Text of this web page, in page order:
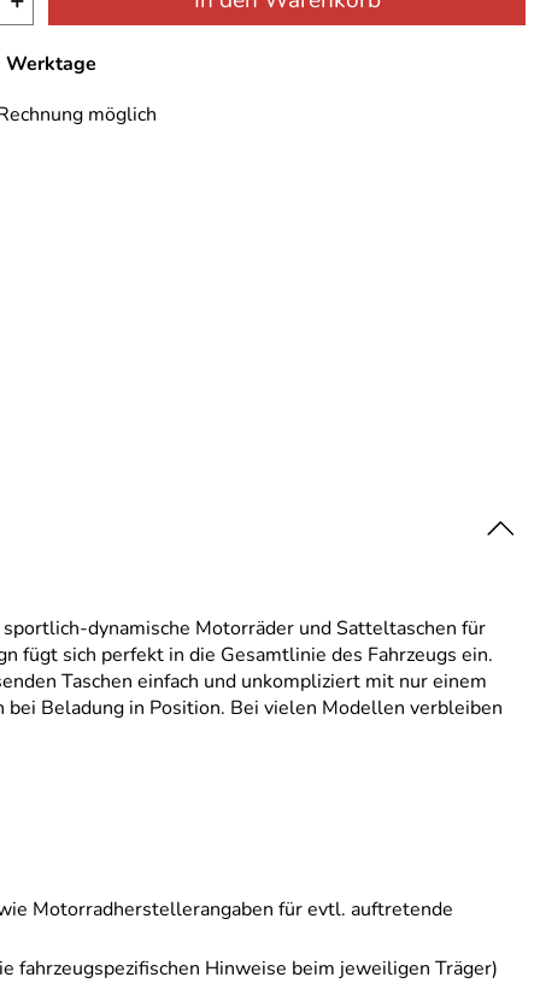
möglich
dynamische Motorräder und Satteltaschen für
fügt sich perfekt in die Gesamtlinie des Fahrzeugs ein.
Taschen einfach und unkompliziert mit nur einem
Beladung in Position. Bei vielen Modellen verbleiben
Motorradherstellerangaben für evtl. auftretende
fahrzeugspezifischen Hinweise beim jeweiligen Träger)